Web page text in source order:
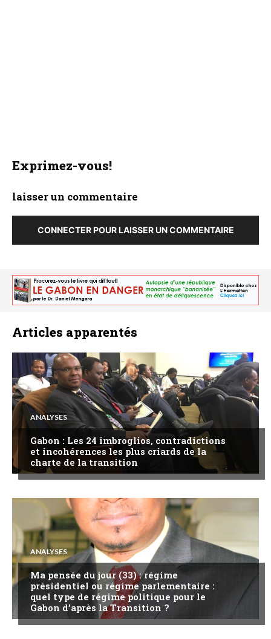
Exprimez-vous!
laisser un commentaire
CONNECTER POUR LAISSER UN COMMENTAIRE
Articles apparentés
ANALYSES
Gabon : Les 24 imbroglios, contradictions
et incohérences les plus criards de la
charte de la transition
ANALYSES
Ma pensée du jour (33) : régime
présidentiel ou régime parlementaire :
quel type de régime politique pour le
Gabon d’après la Transition ?